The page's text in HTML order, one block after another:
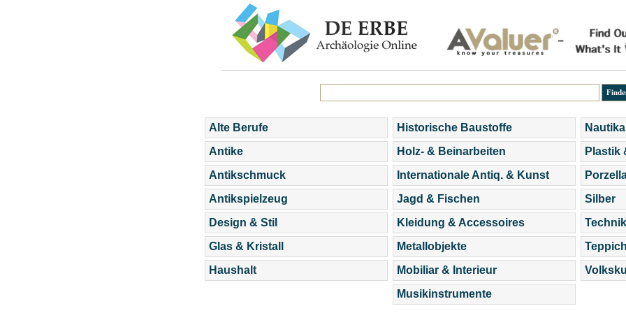
Alte Berufe
Antike
Antikschmuck
Antikspielzeug
Design & Stil
Glas & Kristall
Haushalt
Historische Baustoffe
Holz- & Beinarbeiten
Internationale Antiq. & Kunst
Jagd & Fischen
Kleidung & Accessoires
Metallobjekte
Mobiliar & Interieur
Musikinstrumente
Plastik
Silber